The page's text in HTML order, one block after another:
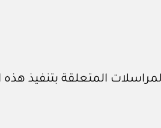
المتعلقة بتنفيذ هذه